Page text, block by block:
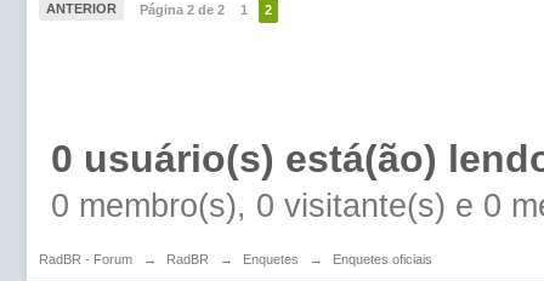
ANTERIOR Página 2 de 2 1 2
0 usuário(s) está(ão)
0 membro(s), 0 visitante(s) e 0
RadBR - Forum → RadBR → Enquetes → Enquetes oficiais